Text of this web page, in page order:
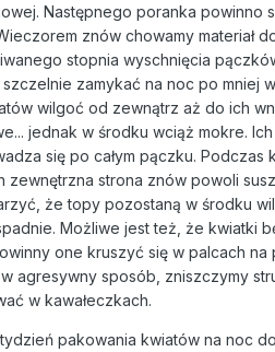
Następnego poranka powinno
znów chowamy materiał
stopnia wyschnięcia
zamykać na noc po mniej
wilgoć od zewnątrz aż do ich
jednak w środku wciąż mokre.
się po całym pączku.
zewnętrzna strona znów powoli
że topy pozostaną w środku
Możliwe jest też, że kwiatki
one kruszyć się w palcach
agresywny sposób, zniszczymy
w kawałeczkach.
pakowania kwiatów na noc